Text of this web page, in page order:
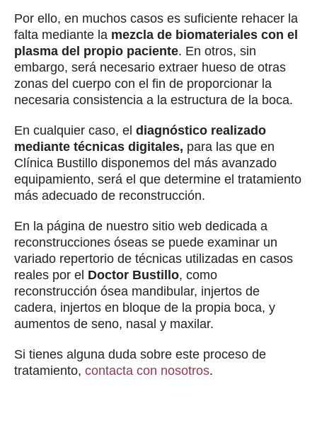
Por ello, en muchos casos es suficiente rehacer la
falta mediante la mezcla de biomateriales con el
plasma del propio paciente. En otros, sin
embargo, será necesario extraer hueso de otras
zonas del cuerpo con el fin de proporcionar la
necesaria consistencia a la estructura de la boca.
En cualquier caso, el diagnóstico realizado
mediante técnicas digitales, para las que en
Clínica Bustillo disponemos del más avanzado
equipamiento, será el que determine el tratamiento
más adecuado de reconstrucción.
En la página de nuestro sitio web dedicada a
reconstrucciones óseas se puede examinar un
variado repertorio de técnicas utilizadas en casos
reales por el Doctor Bustillo, como
reconstrucción ósea mandibular, injertos de
cadera, injertos en bloque de la propia boca, y
aumentos de seno, nasal y maxilar.
Si tienes alguna duda sobre este proceso de
tratamiento, contacta con nosotros.